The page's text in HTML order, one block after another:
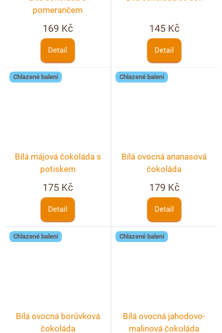
pomerančem
169 Kč
Detail
145 Kč
Detail
Chlazené balení
Bílá májová čokoláda s
potiskem
175 Kč
Detail
Chlazené balení
Bílá ovocná ananasová
čokoláda
179 Kč
Detail
Chlazené balení
Bílá ovocná borůvková
čokoláda
Chlazené balení
Bílá ovocná jahodovo-
malinová čokoláda